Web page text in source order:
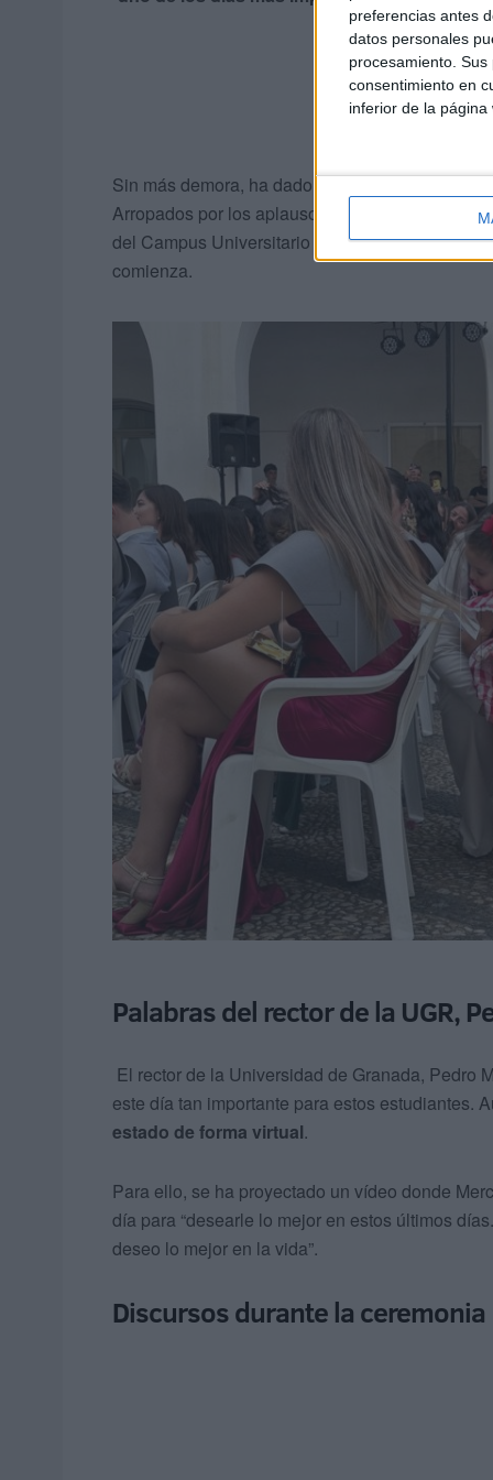
preferencias antes
datos personales
procesamiento.
consentimiento en
inferior de la página
Sin más demora, ha dado paso a los
Arropados por los aplausos de todos los
del Campus Universitario de Ceuta, donde
comienza.
Palabras del rector de la UGR,
El rector de la Universidad de Granada, Pedro
este día tan importante para estos estudiantes.
estado de forma virtual.
Para ello, se ha proyectado un vídeo donde
día para “desearle lo mejor en estos últimos días.
deseo lo mejor en la vida”.
Discursos durante la ceremonia